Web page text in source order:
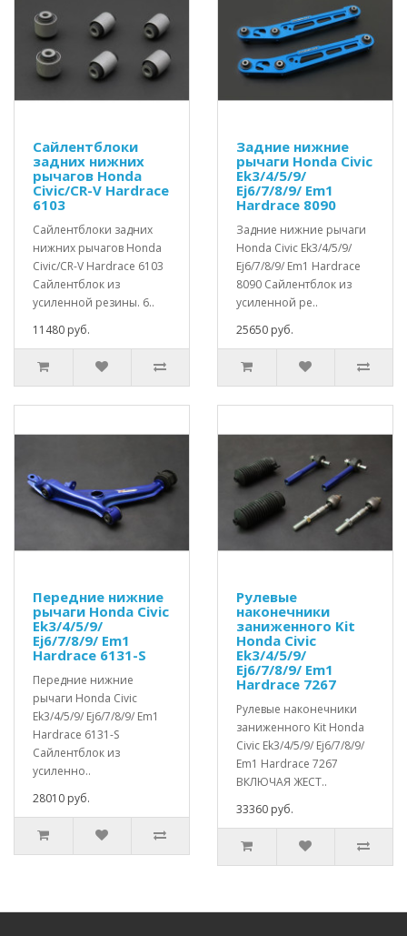
Сайлентблоки
задних нижних
рычагов Honda
Civic/CR-V Hardrace
6103
Сайлентблоки задних
нижних рычагов Honda
Civic/CR-V Hardrace 6103
Сайлентблок из
усиленной резины. 6..
11480 руб.
Задние нижние
рычаги Honda Civic
Ek3/4/5/9/
Ej6/7/8/9/ Em1
Hardrace 8090
Задние нижние рычаги
Honda Civic Ek3/4/5/9/
Ej6/7/8/9/ Em1 Hardrace
8090 Сайлентблок из
усиленной ре..
25650 руб.
Передние нижние
рычаги Honda Civic
Ek3/4/5/9/
Ej6/7/8/9/ Em1
Hardrace 6131-S
Передние нижние
рычаги Honda Civic
Ek3/4/5/9/ Ej6/7/8/9/ Em1
Hardrace 6131-S
Сайлентблок из
усиленно..
28010 руб.
Рулевые
наконечники
заниженного Kit
Honda Civic
Ek3/4/5/9/
Ej6/7/8/9/ Em1
Hardrace 7267
Рулевые наконечники
заниженного Kit Honda
Civic Ek3/4/5/9/ Ej6/7/8/9/
Em1 Hardrace 7267
ВКЛЮЧАЯ ЖЕСТ..
33360 руб.